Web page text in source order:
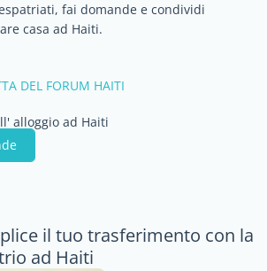
fai domande e condividi
casa ad Haiti.
DEL FORUM HAITI
alloggio ad Haiti
il tuo trasferimento con la
ad Haiti